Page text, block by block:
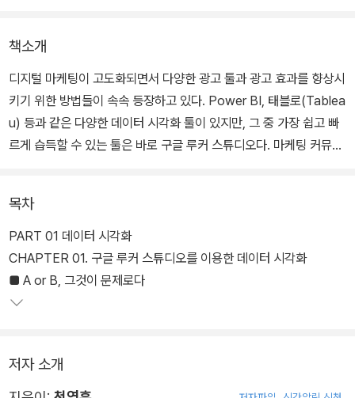
책소개
디지털 마케팅이 고도화되면서 다양한 광고 툴과 광고 효과를 향상시
키기 위한 방법들이 속속 등장하고 있다. Power BI, 태블로(Tablea
u) 등과 같은 다양한 데이터 시각화 툴이 있지만, 그 중 가장 쉽고 빠
르게 습득할 수 있는 툴은 바로 구글 루커 스튜디오다. 마케팅 커뮤니
우와 구글 루커 스튜디오의 사용법을 3개의 파트로 구성하여, 사전
지식이 없는 초심자도 쉽게 습득할 수 있게 구성되어 있다.
각 파트별로 실습용 데이터를 제공하며, 파트마다 다른 데이터를 활
용하여 구글 루커 스튜디오의 기능, 다양한 차트, 정확한 데이터를 가
터들도 구글 루커 스튜디오를 활용하여 구글 애널리틱스 4 데이터를
시각화 시키는 방법을 제시하고 있다.
목차
PART 01 데이터 시각화
CHAPTER 01. 구글 루커 스튜디오를 이용한 데이터 시각화
■ A or B, 그것이 문제로다
저자 소개